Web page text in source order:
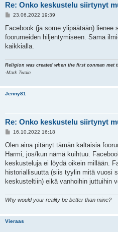
Re: Onko keskustelu siirtynyt
V
e
t
i
23.06.2022 19:39
Facebook (ja some ylipäätään) lienee
foorumeiden hiljentymiseen. Sama
kaikkialla.
Religion was created when the first conman met
-Mark Twain
Jenny81
Re: Onko keskustelu siirtynyt
V
e
t
i
16.10.2022 16:18
Olen aina pitänyt tämän kaltaisia
Harmi, jos/kun nämä kuihtuu.
keskusteluja ei löydä oikein millään.
historiallisuutta (siis tyylin mitä vuosi
keskusteltiin) eikä vanhoihin juttuihin
Why would your reality be better than mine?
Vieraas